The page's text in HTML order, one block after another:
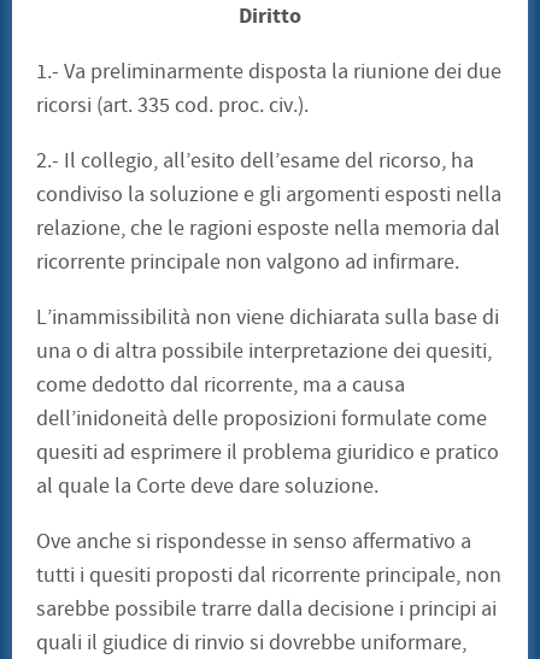
Diritto
1.- Va preliminarmente disposta la riunione dei due
ricorsi (art. 335 cod. proc. civ.).
2.- Il collegio, all’esito dell’esame del ricorso, ha
condiviso la soluzione e gli argomenti esposti nella
relazione, che le ragioni esposte nella memoria dal
ricorrente principale non valgono ad infirmare.
L’inammissibilità non viene dichiarata sulla base di
una o di altra possibile interpretazione dei quesiti,
come dedotto dal ricorrente, ma a causa
dell’inidoneità delle proposizioni formulate come
quesiti ad esprimere il problema giuridico e pratico
al quale la Corte deve dare soluzione.
Ove anche si rispondesse in senso affermativo a
tutti i quesiti proposti dal ricorrente principale, non
sarebbe possibile trarre dalla decisione i principi ai
quali il giudice di rinvio si dovrebbe uniformare,